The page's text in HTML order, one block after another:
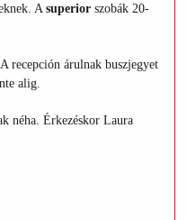
A superior szobák 20-
recepción árulnak buszjegyet
alig.
néha. Érkezéskor Laura